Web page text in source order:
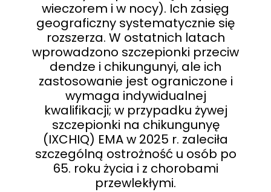
wieczorem i w nocy). Ich zasięg
geograficzny systematycznie się
rozszerza. W ostatnich latach
wprowadzono szczepionki przeciw
dendze i chikungunyi, ale ich
zastosowanie jest ograniczone i
wymaga indywidualnej
kwalifikacji; w przypadku żywej
szczepionki na chikungunyę
(IXCHIQ) EMA w 2025 r. zaleciła
szczególną ostrożność u osób po
65. roku życia i z chorobami
przewlekłymi.